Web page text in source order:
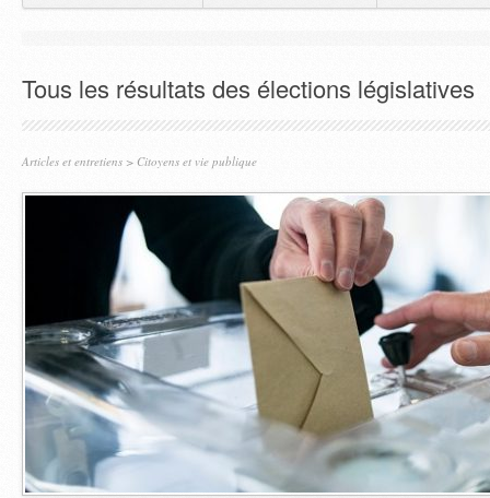
Tous les résultats des élections législatives
Articles et entretiens > Citoyens et vie publique